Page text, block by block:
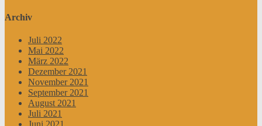
Archiv
Juli 2022
Mai 2022
März 2022
Dezember 2021
November 2021
September 2021
August 2021
Juli 2021
Juni 2021